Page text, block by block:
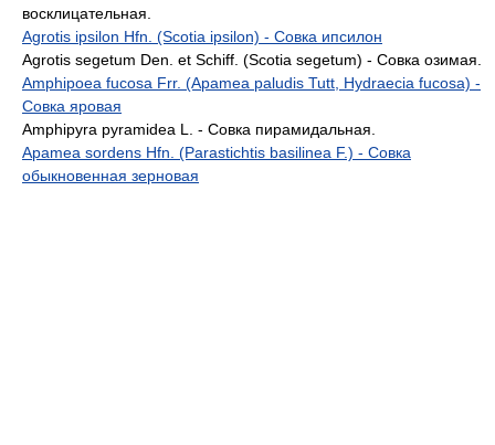
восклицательная.
Agrotis ipsilon Hfn. (Scotia ipsilon) - Совка ипсилон
Agrotis segetum Den. et Schiff. (Scotia segetum) - Совка озимая.
Amphipoea fucosa Frr. (Apamea paludis Tutt, Hydraecia fucosa) -
Совка яровая
Amphipyra pyramidea L. - Совка пирамидальная.
Apamea sordens Hfn. (Parastichtis basilinea F.) - Совка
обыкновенная зерновая